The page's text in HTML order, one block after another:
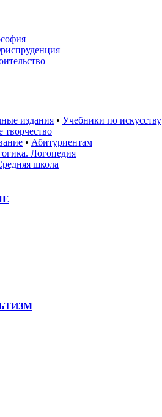
издания • Учебники по искусству
творчество
• Абитуриентам
Логопедия
школа